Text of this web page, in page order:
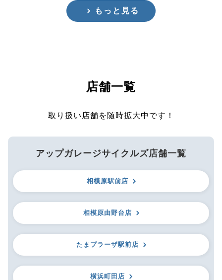
もっと見る
店舗一覧
取り扱い店舗を随時拡大中です！
アップガレージサイクルズ店舗一覧
相模原駅前店
相模原由野台店
たまプラーザ駅前店
横浜町田店